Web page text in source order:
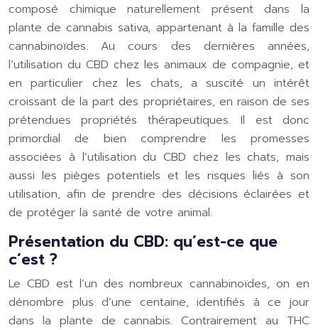
composé chimique naturellement présent dans la
plante de cannabis sativa, appartenant à la famille des
cannabinoïdes. Au cours des dernières années,
l’utilisation du CBD chez les animaux de compagnie, et
en particulier chez les chats, a suscité un intérêt
croissant de la part des propriétaires, en raison de ses
prétendues propriétés thérapeutiques. Il est donc
primordial de bien comprendre les promesses
associées à l’utilisation du CBD chez les chats, mais
aussi les pièges potentiels et les risques liés à son
utilisation, afin de prendre des décisions éclairées et
de protéger la santé de votre animal.
Présentation du CBD: qu’est-ce que
c’est ?
Le CBD est l’un des nombreux cannabinoïdes, on en
dénombre plus d’une centaine, identifiés à ce jour
dans la plante de cannabis. Contrairement au THC